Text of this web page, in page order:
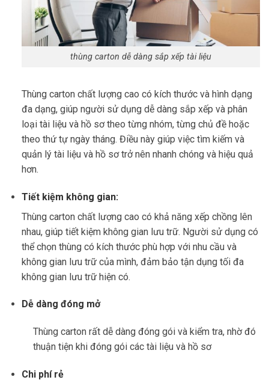
thùng carton dễ dàng sắp xếp tài liệu
Thùng carton chất lượng cao có kích thước và hình dạng
đa dạng, giúp người sử dụng dễ dàng sắp xếp và phân
loại tài liệu và hồ sơ theo từng nhóm, từng chủ đề hoặc
theo thứ tự ngày tháng. Điều này giúp việc tìm kiếm và
quản lý tài liệu và hồ sơ trở nên nhanh chóng và hiệu quả
hơn.
Tiết kiệm không gian:
Thùng carton chất lượng cao có khả năng xếp chồng lên
nhau, giúp tiết kiệm không gian lưu trữ. Người sử dụng có
thể chọn thùng có kích thước phù hợp với nhu cầu và
không gian lưu trữ của mình, đảm bảo tận dụng tối đa
không gian lưu trữ hiện có.
Dễ dàng đóng mở
Thùng carton rất dễ dàng đóng gói và kiểm tra, nhờ đó
thuận tiện khi đóng gói các tài liệu và hồ sơ
Chi phí rẻ